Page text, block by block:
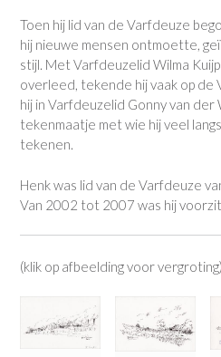
Toen hij lid van de Varfdeuze
hij nieuwe mensen ontmoette,
stijl. Met Varfdeuzelid Wilma
overleed, tekende hij vaak op de
hij in Varfdeuzelid Gonny van
tekenmaatje met wie hij veel
tekenen.
Henk was lid van de Varfdeuze
Van 2002 tot 2007 was hij
(klik op afbeelding voor vergroting)